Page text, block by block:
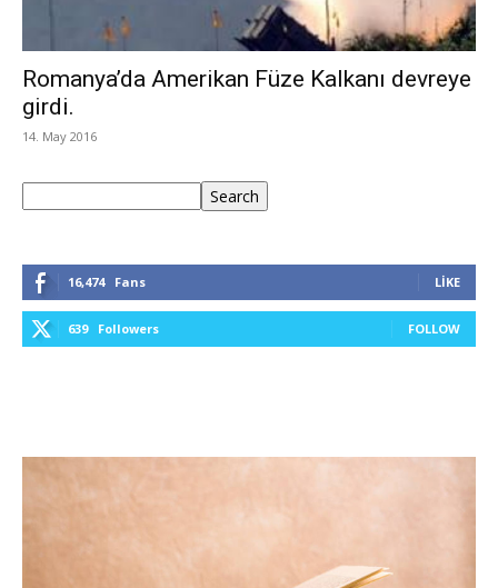
Romanya’da Amerikan Füze Kalkanı devreye
girdi.
14. May 2016
Search
16,474 Fans LIKE
639 Followers FOLLOW